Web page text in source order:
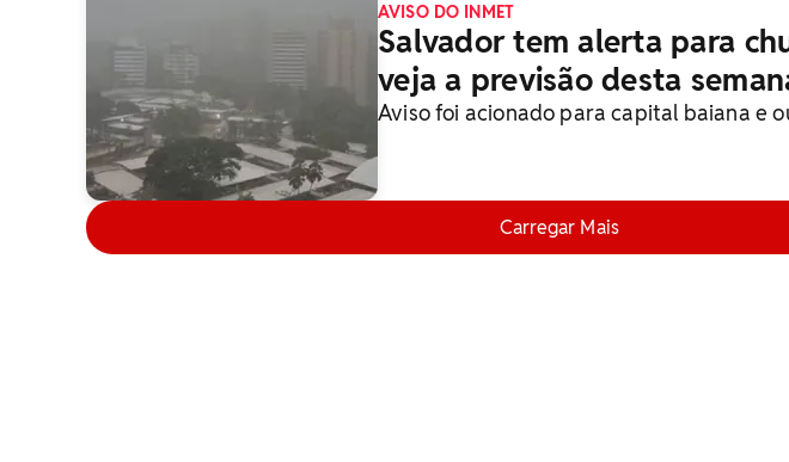
AVISO DO INMET
Salvador tem alerta para
veja a previsão desta
Aviso foi acionado para capital baiana e
Carregar Mais